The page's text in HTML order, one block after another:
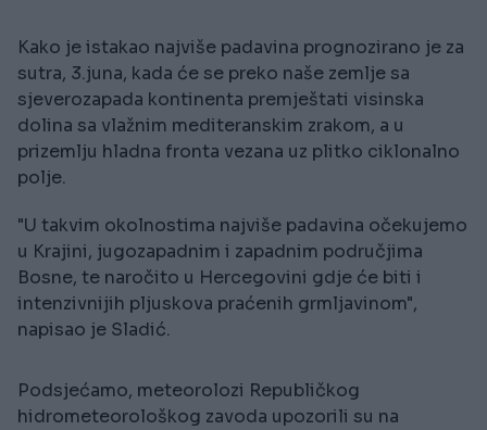
Kako je istakao najviše padavina prognozirano je za
sutra, 3.juna, kada će se preko naše zemlje sa
sjeverozapada kontinenta premještati visinska
dolina sa vlažnim mediteranskim zrakom, a u
prizemlju hladna fronta vezana uz plitko ciklonalno
polje.
"U takvim okolnostima najviše padavina očekujemo
u Krajini, jugozapadnim i zapadnim područjima
Bosne, te naročito u Hercegovini gdje će biti i
intenzivnijih pljuskova praćenih grmljavinom",
napisao je Sladić.
Podsjećamo, meteorolozi Republičkog
hidrometeorološkog zavoda upozorili su na